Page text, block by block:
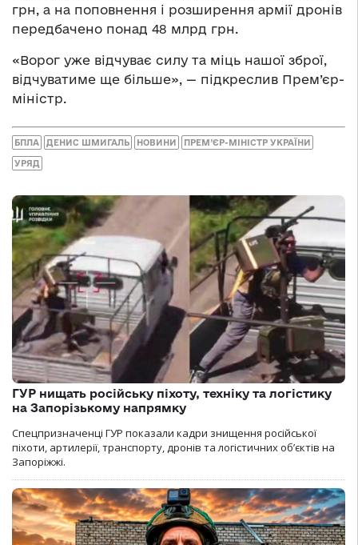
грн, а на поповнення і розширення армії дронів
передбачено понад 48 млрд грн.
«Ворог уже відчуває силу та міць нашої зброї,
відчуватиме ще більше», — підкреслив Прем’єр-
міністр.
БПЛА ДЕНИС ШМИГАЛЬ НОВИНИ ПРЕМ’ЄР-МІНІСТР УКРАЇНИ
УРЯД
ГУР нищать російську піхоту, техніку та логістику
на Запорізькому напрямку
Спецпризначенці ГУР показали кадри знищення російської
піхоти, артилерії, транспорту, дронів та логістичних об’єктів на
Запоріжжі.